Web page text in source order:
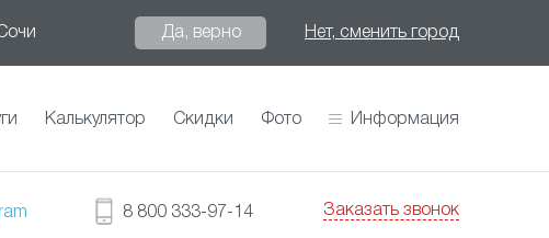
Да, верно Нет, сменить город
Калькулятор Скидки Фото Информация
8 800 333-97-14 Заказать звонок